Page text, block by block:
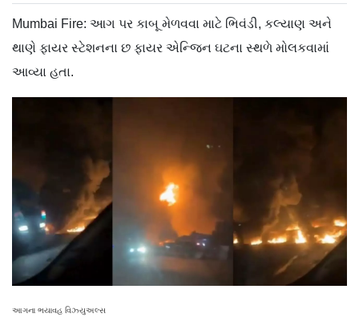
Mumbai Fire: આગ પર કાબૂ મેળવવા માટે ભિવંડી, કલ્યાણ અને
થાણે ફાયર સ્ટેશનના છ ફાયર એન્જિન ઘટના સ્થળે મોલકવામાં
આવ્યા હતા.
આગના ભયાવહ વિઝ્યુઅલ્સ